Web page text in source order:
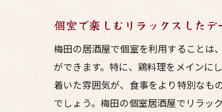
個室で楽しむリラックスしたデ
梅田の居酒屋で個室を利用することは
ができます。特に、鶏料理をメインに
着いた雰囲気が、食事をより特別なも
でしょう。梅田の個室居酒屋でリラッ